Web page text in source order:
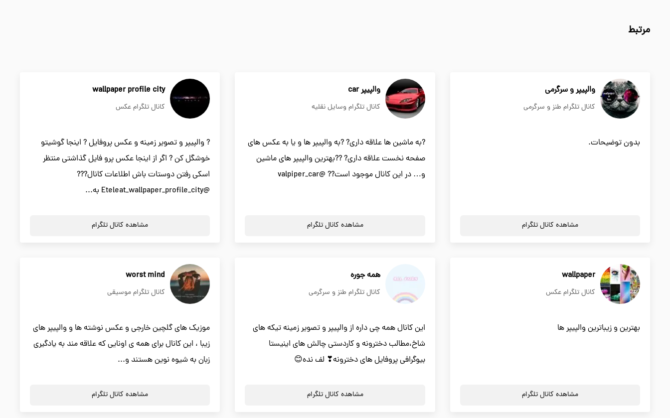
مرتبط
والپیپر و سرگرمی
کانال تلگرام طنز و سرگرمی
بدون توضیحات.
مشاهده کانال تلگرام
والپیپر car
کانال تلگرام وسایل نقلیه
?به ماشین ها علاقه داری? ?به والپیپر ها و یا به عکس های
صفحه نخست علاقه داری? ??بهترین والپیپر های ماشین
و… در این کانال موجود است?? @valpiper_car
مشاهده کانال تلگرام
wallpaper profile city
کانال تلگرام عکس
? والپیپر و تصویر زمینه و عکس پروفایل ? اینجا گوشیتو
خوشگل کن ? اگر از اینجا عکس پرو فایل گذاشتی منتظر
اسکی رفتن دوستات باش اطلاعات کانال???
@Eteleat_wallpaper_profile_city به...
مشاهده کانال تلگرام
wallpaper
کانال تلگرام عکس
بهترین و زیباترین والپیپر ها
مشاهده کانال تلگرام
همه جوره
کانال تلگرام طنز و سرگرمی
این کانال همه چی داره از والپیپر و تصویر زمینه تیکه های
شاخ،مطالب دخترونه و کاردستی چالش های اینیستا
بیوگرافی پروفایل های دخترونه❣ لف نده😊
مشاهده کانال تلگرام
worst mind
کانال تلگرام موسیقی
موزیک های گلچین خارجی و عکس نوشته ها و والپیپر های
زیبا ، این کانال برای همه ی اونایی که علاقه مند به یادگیری
زبان به شیوه نوین هستند و...
مشاهده کانال تلگرام